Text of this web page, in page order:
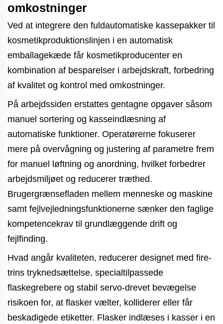
omkostninger
Ved at integrere den fuldautomatiske kassepakker til
kosmetikproduktionslinjen i en automatisk
emballagekæde får kosmetikproducenter en
kombination af besparelser i arbejdskraft, forbedring
af kvalitet og kontrol med omkostninger.
På arbejdssiden erstattes gentagne opgaver såsom
manuel sortering og kasseindlæsning af
automatiske funktioner. Operatørerne fokuserer
mere på overvågning og justering af parametre frem
for manuel løftning og anordning, hvilket forbedrer
arbejdsmiljøet og reducerer træthed.
Brugergrænsefladen mellem menneske og maskine
samt fejlvejledningsfunktionerne sænker den faglige
kompetencekrav til grundlæggende drift og
fejlfinding.
Hvad angår kvaliteten, reducerer designet med fire-
trins tryknedsættelse, specialtilpassede
flaskegrebere og stabil servo-drevet bevægelse
risikoen for, at flasker vælter, kolliderer eller får
beskadigede etiketter. Flasker indlæses i kasser i en